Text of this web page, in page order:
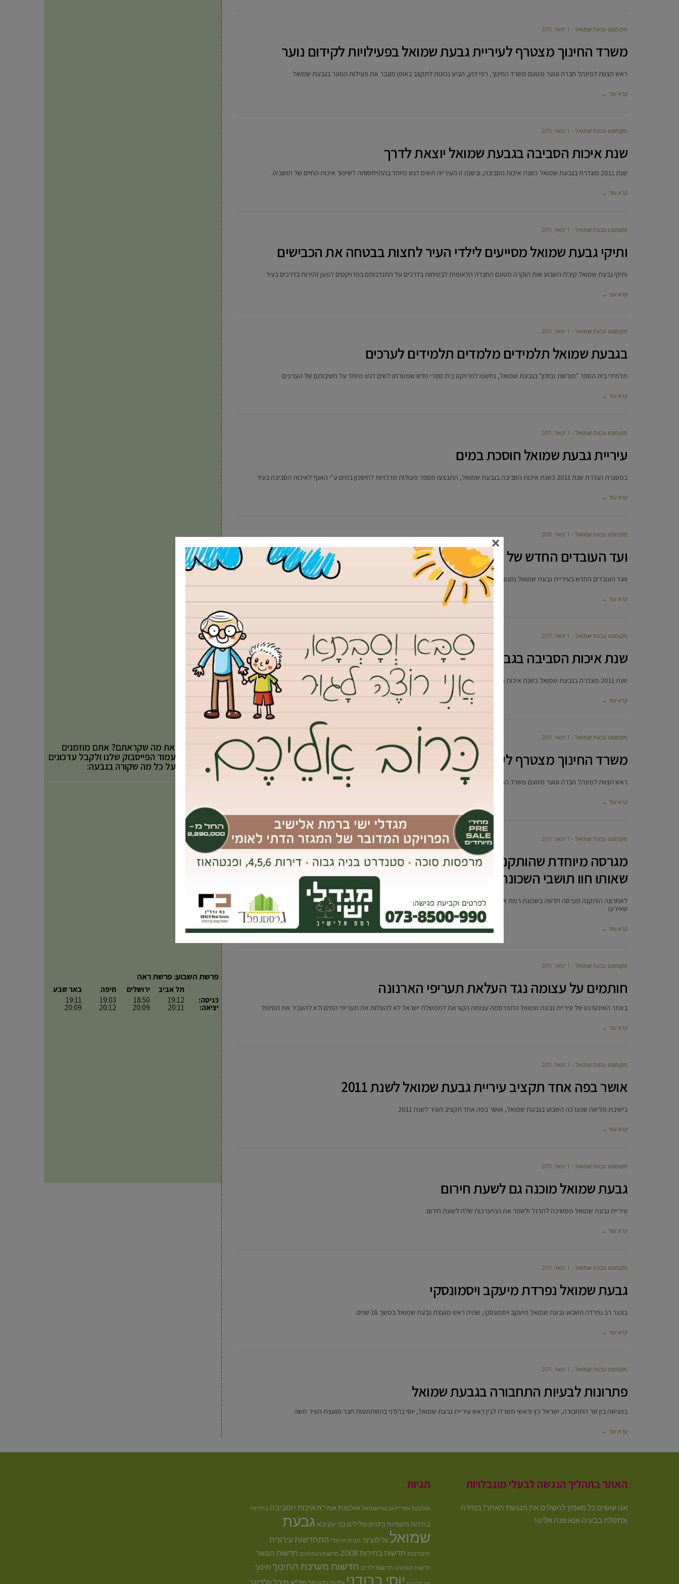
מקומונט גבעת שמואל 1 ינואר, 2011
משרד החינוך מצטרף לעיריית גבעת שמואל בפעילויות לקידום נוער
ראש הצוות למינהל חברה ונוער מטעם משרד החינוך, רפי דהן, הביע נכונות לתקצב באופן מוגבר את פעילות הנוער בגבעת שמואל
קרא עוד ←
מקומונט גבעת שמואל 1 ינואר, 2011
שנת איכות הסביבה בגבעת שמואל יוצאת לדרך
שנת 2011 מוגדרת בגבעת שמואל כשנת איכות הסביבה, ובשנה זו העירייה תשים דגש מיוחד בהתייחסותה לשיפור איכות החיים של תושביה.
קרא עוד ←
מקומונט גבעת שמואל 1 ינואר, 2011
ותיקי גבעת שמואל מסייעים לילדי העיר לחצות בבטחה את הכבישים
ותיקי גבעת שמואל קיבלו השבוע אות הוקרה מטעם החברה הלאומית לבטיחות בדרכים על התנדבותם בפרויקטים למען זהירות בדרכים בעיר
קרא עוד ←
מקומונט גבעת שמואל 1 ינואר, 2011
בגבעת שמואל תלמידים מלמדים תלמידים לערכים
תלמידי בית הספר "מורשת זבולון" בגבעת שמואל, נחשפו לפרויקט בית ספרי חדש שמטרתו לשים דגש מיוחד על חשיבותם של הערכים
קרא עוד ←
מקומונט גבעת שמואל 1 ינואר, 2011
עיריית גבעת שמואל חוסכת במים
במסגרת הגדרת שנת 2011 כשנת איכות הסביבה בגבעת שמואל, התבצעו מספר פעולות מרכזיות לחיסכון במים ע"י האגף לאיכות הסביבה בעיר
קרא עוד ←
מקומונט גבעת שמואל 1 ינואר, 2011
ועד העובדים החדש של העירייה מתכנן את פעילותו לשנה הקרובה
וועד העובדים החדש בעיריית גבעת שמואל נפגש לראשונה עם ראש העירייה כדי לתכנן את הפעילות לשנה הקרובה
קרא עוד ←
מקומונט גבעת שמואל 1 ינואר, 2011
שנת איכות הסביבה בגבעת שמואל יוצאת לדרך
שנת 2011 מוגדרת בגבעת שמואל כשנת איכות הסביבה, ובשנה זו העירייה תשים דגש מיוחד בהתייחסותה לשיפור איכות החיים של תושביה
קרא עוד ←
מקומונט גבעת שמואל 1 ינואר, 2011
משרד החינוך מצטרף לעיריית גבעת שמואל בפעילויות לקידום נוער
ראש הצוות למינהל חברה ונוער מטעם משרד החינוך, רפי דהן, הביע נכונות לתקצב באופן מוגבר את פעילות הנוער בגבעת שמואל
קרא עוד ←
מקומונט גבעת שמואל 1 ינואר, 2011
מגרסה מיוחדת שהותקנה בשכונת רמת אילן, הביאה קץ לסבל האקולוגי
שאותו חוו תושבי השכונה
לאחרונה הותקנה מגרסה חדשה בשכונת רמת אילן (ליד רחוב רחבת אילן)בגב"ש שמטרתה לפתור את בעיית הצפות הביוב החוזרות ונשנות באזור
שאירעו
קרא עוד ←
מקומונט גבעת שמואל 1 ינואר, 2011
חותמים על עצומה נגד העלאת תעריפי הארנונה
באתר האינטרנט של עיריית גבעת שמואל התפרסמה עצומה הקוראת לממשלת ישראל לא להעלות את תעריפי המים ולא להעביר את הטיפול
קרא עוד ←
מקומונט גבעת שמואל 1 ינואר, 2011
אושר בפה אחד תקציב עיריית גבעת שמואל לשנת 2011
בישיבת מליאה שנערכה השבוע בגבעת שמואל, אושר בפה אחד תקציב העיר לשנת 2011
קרא עוד ←
מקומונט גבעת שמואל 1 ינואר, 2011
גבעת שמואל מוכנה גם לשעת חירום
עיריית גבעת שמואל ממשיכה לתרגל ולשפר את ההיערכות שלה לשעת חירום.
קרא עוד ←
מקומונט גבעת שמואל 1 ינואר, 2011
גבעת שמואל נפרדת מיעקב ויסמונסקי
בצער רב נפרדה השבוע גבעת שמואל מיעקב ויסמונסקי, שהיה ראש מועצת גבעת שמואל במשך 18 שנים.
קרא עוד ←
מקומונט גבעת שמואל 1 ינואר, 2011
פתרונות לבעיות התחבורה בגבעת שמואל
בפגישה בין שר התחבורה, ישראל כץ וראשי משרדו לבין ראש עיריית גבעת שמואל, יוסי ברודני בהשתתפות חבר מועצת העיר משה
קרא עוד ←
אהבתם את מה שקראתם? אתם מוזמנים
לעקוב אחר עמוד הפייסבוק שלנו ולקבל עדכונים
באופן שוטף על כל מה שקורה בגבעה:
פרשת השבוע: פרשת ראה
כניסה:
יציאה:
תל אביב
19:12
20:11
ירושלים
18:50
20:09
חיפה
19:03
20:12
באר שבע
19:11
20:09
האתר בתהליך הנגשה לבעלי מוגבלויות
אנו עושים כל מאמץ להשלים את הנגשת האתר! במידה
ונתקלת בבעיה אנא פנה אלינו!
תגיות
אולפנת אמי"ת גבעת שמואל אולפנת אמי''תאיכות הסביבה בחירות
בחירות מקומיות ביטחון ופלילים בני עקיבא גבעת
שמואל גל לנצ'נר הבית היהודי התחדשות עירונית
התנדבות חדשות בחירות 2008 חדשות הגמלאים חדשות הנוער
חדשות הספורט חדשות ילדים חדשות מערכת החינוך חינוך
יוסי ברודני
×